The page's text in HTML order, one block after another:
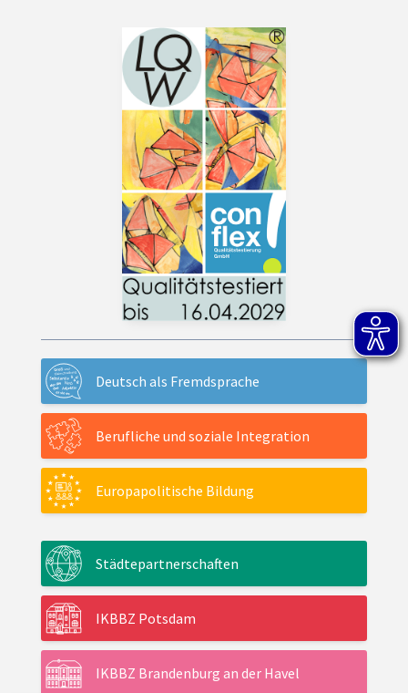
Deutsch als Fremdsprache
Berufliche und soziale Integration
Europapolitische Bildung
Städtepartnerschaften
IKBBZ Potsdam
IKBBZ Brandenburg an der Havel